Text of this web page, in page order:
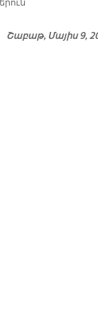
Շաբաթ, Մայիս 9,